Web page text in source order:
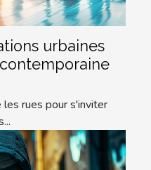
urbaines
les rues pour s'inviter